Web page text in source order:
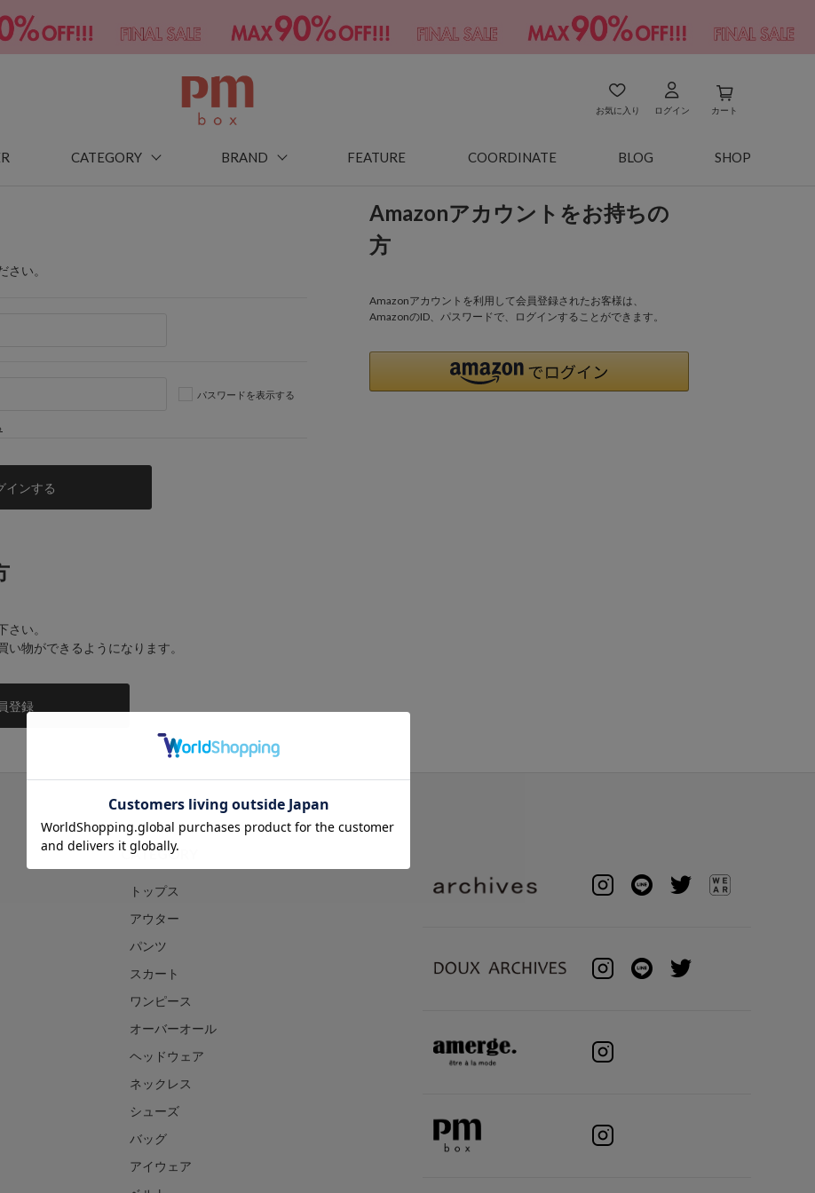
お気に入り ログイン カート
CATEGORY BRAND FEATURE COORDINATE BLOG SHOP
い。
パスワードを表示する
Amazonアカウントをお持ちの
方
Amazonアカウントを利用して会員登録されたお客様は、
AmazonのID、パスワードで、ログインすることができます。
い。
物ができるようになります。
CATEGORY
トップス
アウター
パンツ
スカート
ワンピース
オーバーオール
ヘッドウェア
ネックレス
シューズ
バッグ
アイウェア